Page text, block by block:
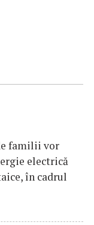
familii vor
electrică
în cadrul